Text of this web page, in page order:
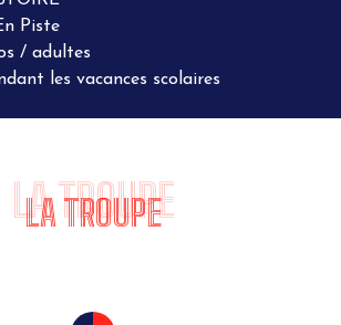
Piste
/ adultes
les vacances scolaires
LA TROUPE
LA TROUPE